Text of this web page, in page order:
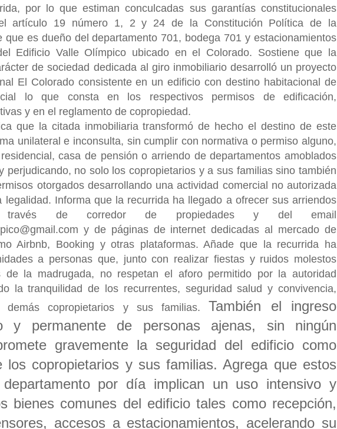
por lo que estiman conculcadas sus garantías constitucionales
artículo 19 número 1, 2 y 24 de la Constitución Política de la
que es dueño del departamento 701, bodega 701 y estacionamientos
Edificio Valle Olímpico ubicado en el Colorado. Sostiene que la
de sociedad dedicada al giro inmobiliario desarrolló un proyecto
El Colorado consistente en un edificio con destino habitacional de
lo que consta en los respectivos permisos de edificación,
y en el reglamento de copropiedad.
que la citada inmobiliaria transformó de hecho el destino de este
unilateral e inconsulta, sin cumplir con normativa o permiso alguno,
casa de pensión o arriendo de departamentos amoblados
perjudicando, no solo los copropietarios y a sus familias sino también
otorgados desarrollando una actividad comercial no autorizada
legalidad. Informa que la recurrida ha llegado a ofrecer sus arriendos
de corredor de propiedades y del email
y de páginas de internet dedicadas al mercado de
Airbnb, Booking y otras plataformas. Añade que la recurrida ha
a personas que, junto con realizar fiestas y ruidos molestos
de la madrugada, no respetan el aforo permitido por la autoridad
la tranquilidad de los recurrentes, seguridad salud y convivencia,
copropietarios y sus familias. También el ingreso
y permanente de personas ajenas, sin ningún
gravemente la seguridad del edificio como
los copropietarios y sus familias. Agrega que estos
por día implican un uso intensivo y
bienes comunes del edificio tales como recepción,
accesos a estacionamientos, acelerando su